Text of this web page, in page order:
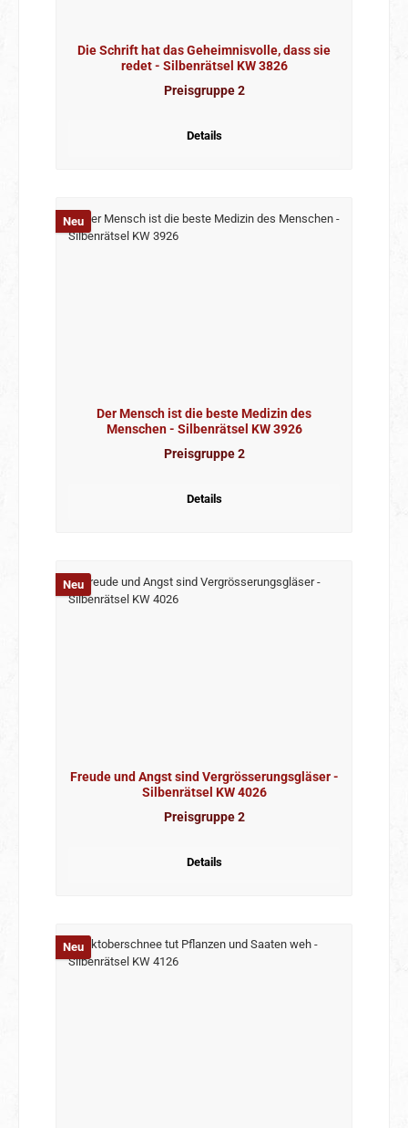
Die Schrift hat das Geheimnisvolle, dass sie
redet - Silbenrätsel KW 3826
Preisgruppe 2
Details
Neu
Der Mensch ist die beste Medizin des
Menschen - Silbenrätsel KW 3926
Preisgruppe 2
Details
Neu
Freude und Angst sind Vergrösserungsgläser -
Silbenrätsel KW 4026
Preisgruppe 2
Details
Neu